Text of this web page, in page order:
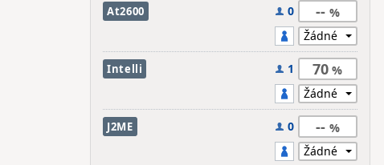
At2600 0 --
Intelli 1 70
J2ME 0 --